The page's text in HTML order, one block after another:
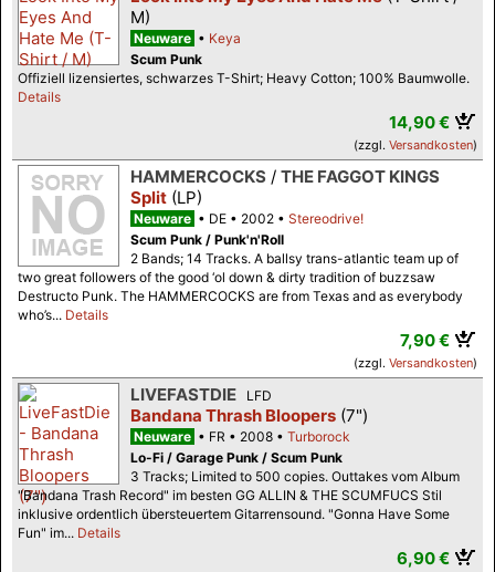
M)
Neuware
Keya
Scum Punk
Offiziell lizensiertes, schwarzes T-Shirt; Heavy Cotton; 100% Baumwolle.
Details
14,90 €
(zzgl. Versandkosten)
HAMMERCOCKS / THE FAGGOT KINGS
Split (LP)
Neuware DE 2002
Stereodrive!
Scum Punk / Punk'n'Roll
2 Bands; 14 Tracks. A ballsy trans-atlantic team up of
two great followers of the good ‘ol down & dirty tradition of buzzsaw
Destructo Punk. The HAMMERCOCKS are from Texas and as everybody
who’s... Details
7,90 €
(zzgl. Versandkosten)
LIVEFASTDIE LFD
Bandana Thrash Bloopers (7")
Neuware FR 2008
Turborock
Lo-Fi / Garage Punk / Scum Punk
3 Tracks; Limited to 500 copies. Outtakes vom Album
"Bandana Trash Record" im besten GG ALLIN & THE SCUMFUCS Stil
inklusive ordentlich übersteuertem Gitarrensound. "Gonna Have Some
Fun" im... Details
6,90 €